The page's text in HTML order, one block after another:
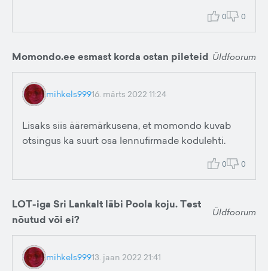
0 0
Momondo.ee esmast korda ostan pileteid Üldfoorum
mihkels99916. märts 2022 11:24
Lisaks siis ääremärkusena, et momondo kuvab
otsingus ka suurt osa lennufirmade kodulehti.
0 0
LOT-iga Sri Lankalt läbi Poola koju. Test
nõutud või ei?
Üldfoorum
mihkels99913. jaan 2022 21:41